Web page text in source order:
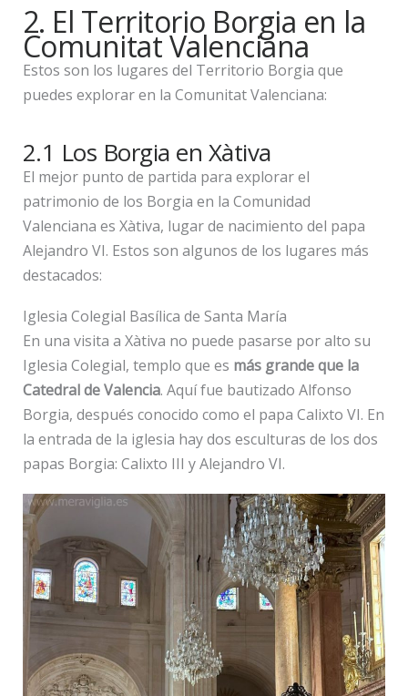
2. El Territorio Borgia en la
Comunitat Valenciana
Estos son los lugares del Territorio Borgia que
puedes explorar en la Comunitat Valenciana:
2.1 Los Borgia en Xàtiva
El mejor punto de partida para explorar el
patrimonio de los Borgia en la Comunidad
Valenciana es Xàtiva, lugar de nacimiento del papa
Alejandro VI. Estos son algunos de los lugares más
destacados:
Iglesia Colegial Basílica de Santa María
En una visita a Xàtiva no puede pasarse por alto su
Iglesia Colegial, templo que es más grande que la
Catedral de Valencia. Aquí fue bautizado Alfonso
Borgia, después conocido como el papa Calixto VI. En
la entrada de la iglesia hay dos esculturas de los dos
papas Borgia: Calixto III y Alejandro VI.